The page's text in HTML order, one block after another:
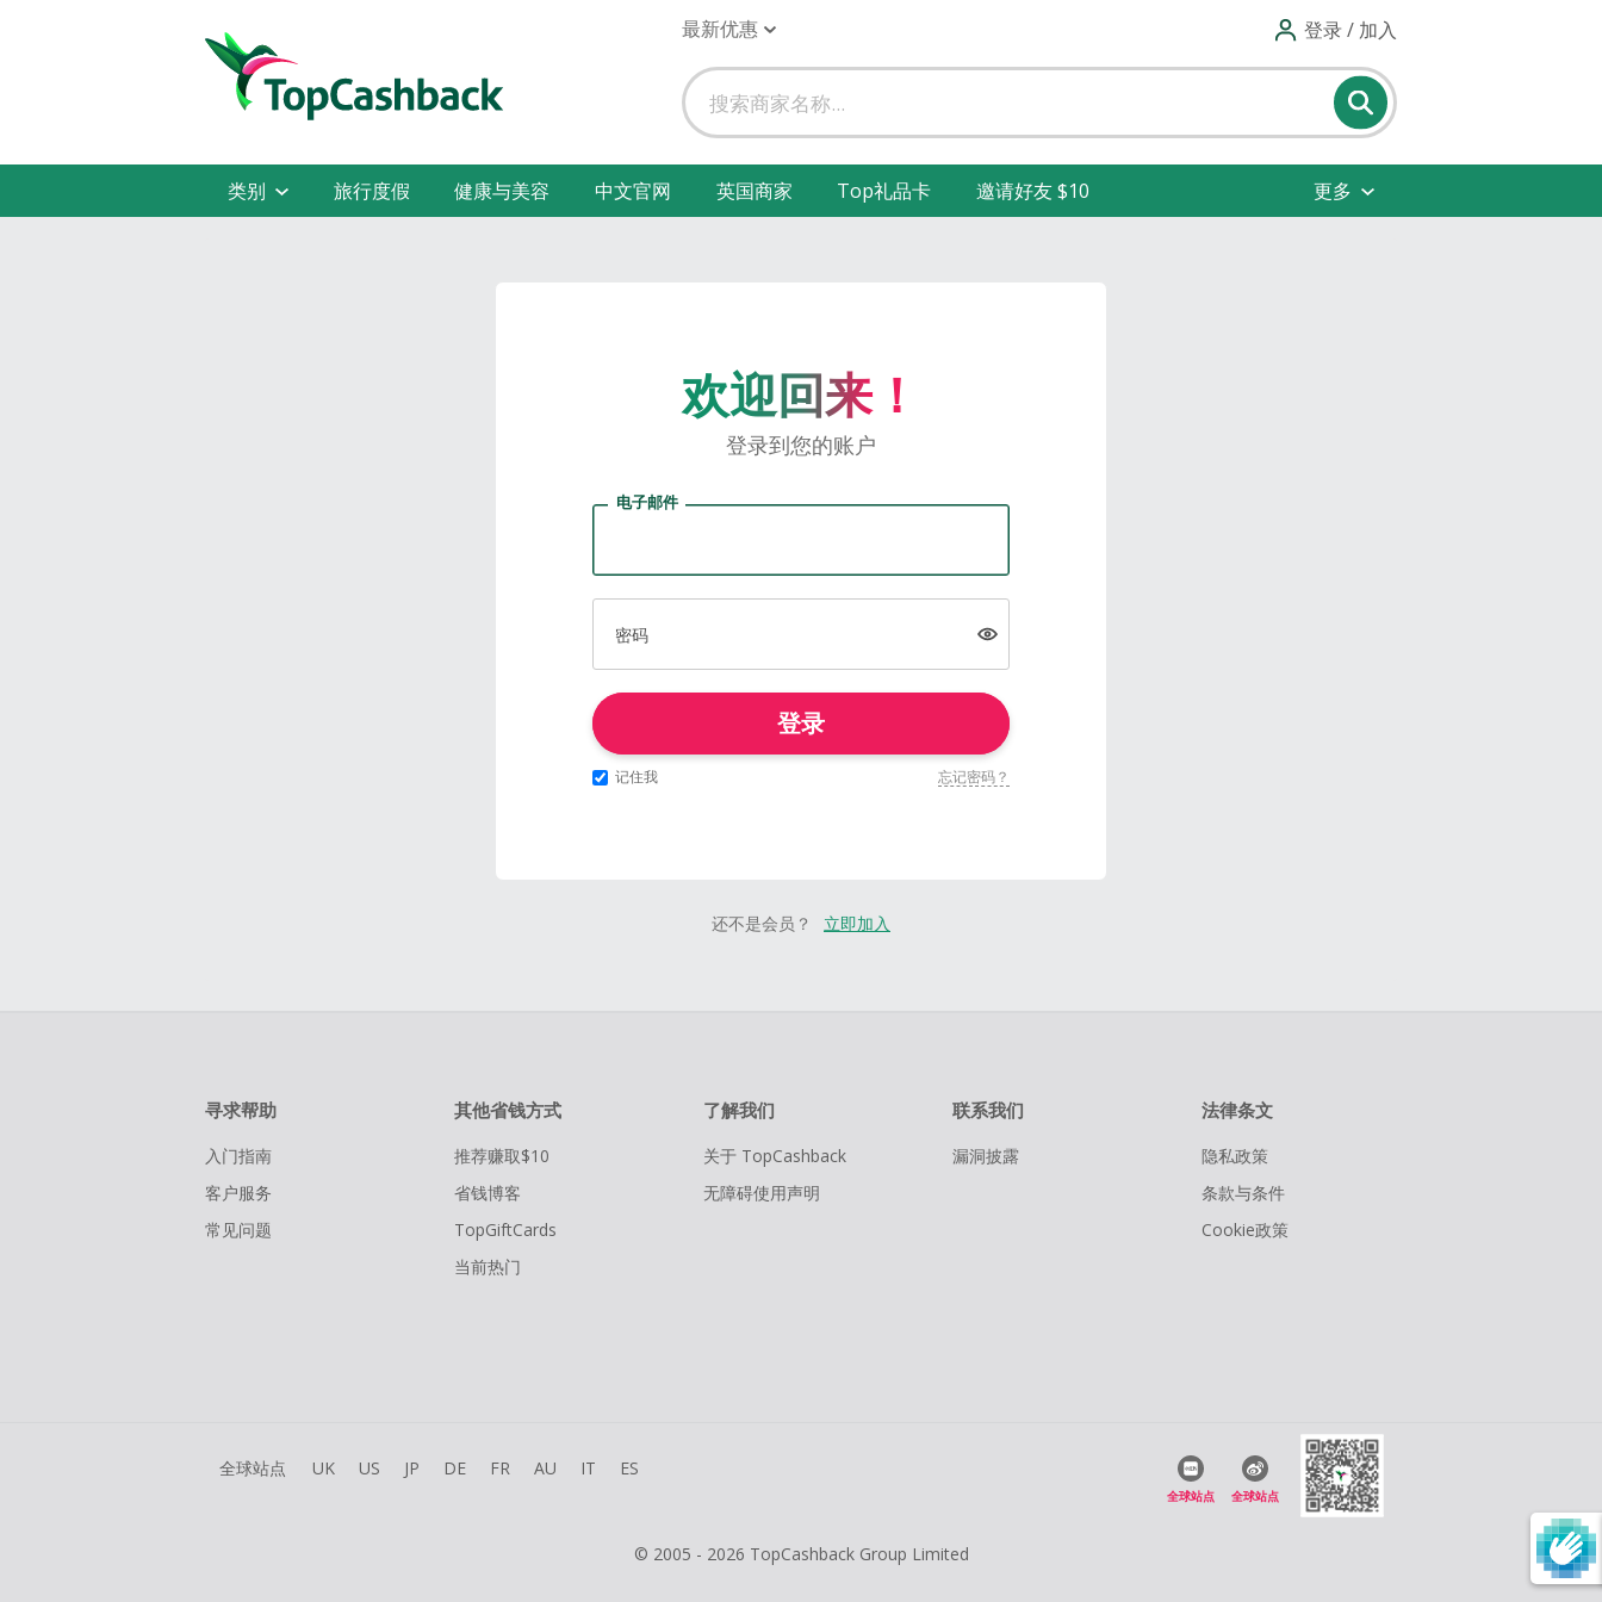
最新优惠 登录 / 加入
类别 旅行度假 健康与美容 中文官网 英国商家 Top礼品卡 邀请好友 $10 更多
欢迎回来！
登录到您的账户
电子邮件
密码
登录
记住我 忘记密码？
还不是会员？ 立即加入
寻求帮助
入门指南
客户服务
常见问题
其他省钱方式
推荐赚取$10
省钱博客
TopGiftCards
当前热门
了解我们
关于 TopCashback
无障碍使用声明
联系我们
漏洞披露
法律条文
隐私政策
条款与条件
Cookie政策
全球站点 UK US JP DE FR AU IT ES
全球站点 全球站点
© 2005 - 2026 TopCashback Group Limited